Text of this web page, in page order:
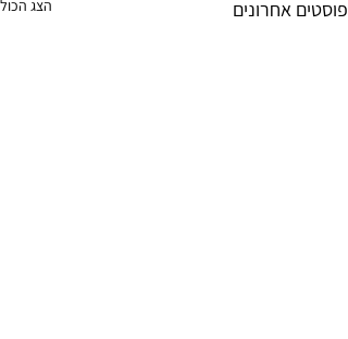
פוסטים אחרונים הצג הכול